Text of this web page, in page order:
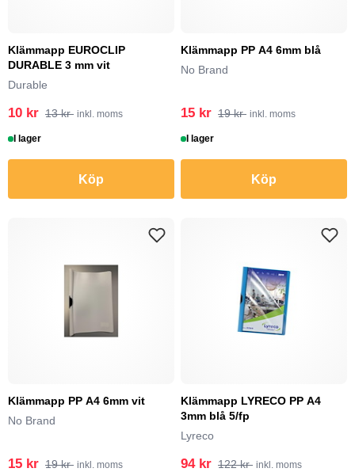
Klämmapp EUROCLIP
DURABLE 3 mm vit
Durable
10 kr 13 kr inkl. moms
I lager
Köp
Klämmapp PP A4 6mm blå
No Brand
15 kr 19 kr inkl. moms
I lager
Köp
Klämmapp PP A4 6mm vit
No Brand
15 kr 19 kr inkl. moms
Klämmapp LYRECO PP A4
3mm blå 5/fp
Lyreco
94 kr 122 kr inkl. moms